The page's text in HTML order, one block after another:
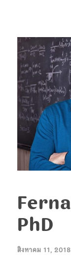
PhD
สิงหาคม 11, 2018